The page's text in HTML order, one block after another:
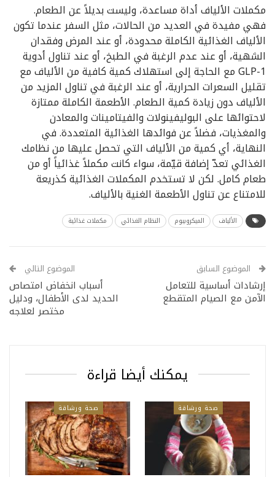
مكملات الألياف أداة مساعدة، وليست بديلاً عن الطعام.
فهي مفيدة في العديد من الحالات، مثل السفر عندما تكون
الألياف الغذائية الكاملة محدودة، أو عند المرض وفقدان
الشهية، أو عند عدم الرغبة في الطبخ، أو عند تناول أدوية
GLP-1 مع الحاجة إلى استهلاك كمية كافية من الألياف مع
تقليل السعرات الحرارية، أو عند الرغبة في تناول المزيد من
الألياف دون زيادة كمية الطعام. الأطعمة الكاملة ممتازة
لاحتوائها على البوليفينولات والفيتامينات والمعادن
والمغذيات، فضلاً عن فوائدها الغذائية المتعددة. في
النهاية، أي كمية من الألياف التي تحصل عليها من نظامك
الغذائي تعدّ إضافة قيّمة، سواء كانت مكملاً غذائياً أو من
طعام كامل. لكن لا تستخدم المكملات الغذائية كذريعة
للامتناع عن تناول الأطعمة الغنية بالألياف.
الألياف الميكروبيوم النظام الغذائي مكملات غذائية
الموضوع السابق
إرشادات أساسية للتعامل
الآمن مع الصيام المتقطع
الموضوع التالي
أسباب انخفاض امتصاص
الحديد لدى الأطفال، ودليل
مختصر لعلاجه
يمكنك أيضا قراءة
صحة ورشاقة صحة ورشاقة